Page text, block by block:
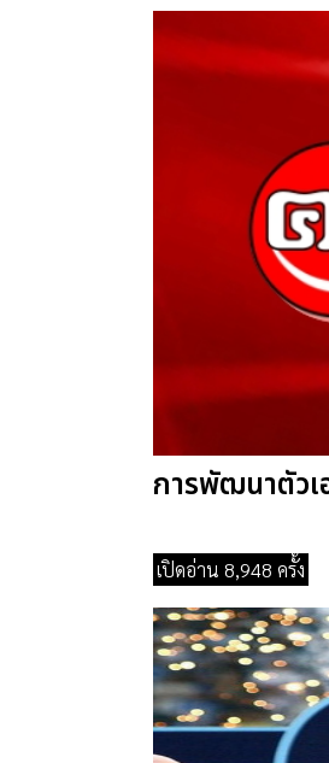
การพัฒนาตัวเ
เปิดอ่าน 8,948 ครั้ง